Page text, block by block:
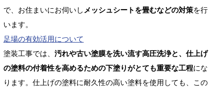
で、お住まいにお伺いし メッシュシートを畳むなどの対策を行
います。
足場の有効活用について
塗装工事では、 汚れや古い塗膜を洗い流す高圧洗浄と、仕上げ
の塗料の付着性を高めるための下塗りがとても重要な工程にな
ります。仕上げの塗料に耐久性の高い塗料を使用しても、この